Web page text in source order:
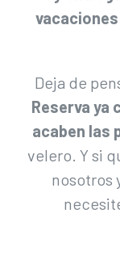
Deja de
Reserva ya
acaben las
velero. Y si
nosotros